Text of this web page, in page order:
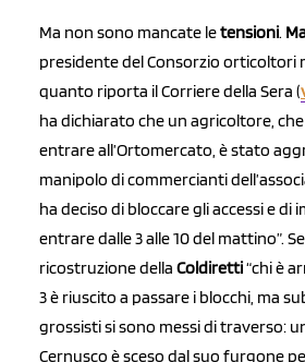
Ma non sono mancate letensioni.
presidente del Consorzio orticoltori
quanto riporta il Corriere della Sera (
ha dichiarato che un agricoltore,
entrare all’Ortomercato, è stato
manipolo di commercianti
ha deciso di bloccare gli accessi e di
entrare dalle 3 alle 10 del mattino”.
ricostruzione della Coldiretti“chi è
3 è riuscito a passare i blocchi, ma
grossisti si sono messi di traverso:
Cernusco è sceso dal suo furgone